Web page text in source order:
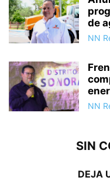
de
NN
NN
SIN
DEJA